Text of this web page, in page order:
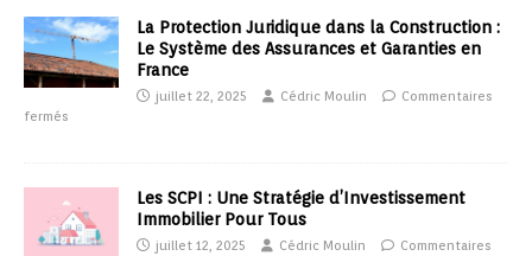
La Protection Juridique dans la Construction :
Le Système des Assurances et Garanties en
France
juillet 22, 2025 Cédric Moulin
Commentaires
fermés
Les SCPI : Une Stratégie d’Investissement
Immobilier Pour Tous
juillet 12, 2025 Cédric Moulin
Commentaires